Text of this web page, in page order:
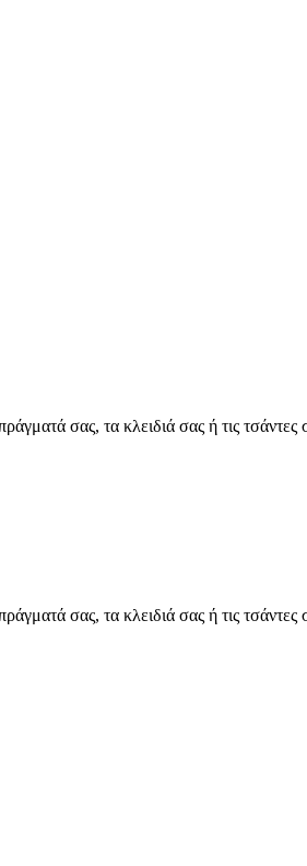
σας, τα κλειδιά σας ή τις τσάντες
σας, τα κλειδιά σας ή τις τσάντες